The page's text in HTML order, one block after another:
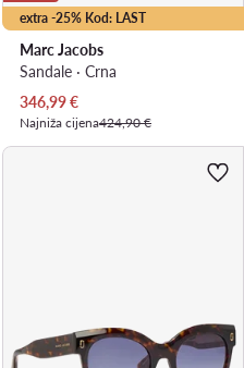
extra -25% Kod: LAST
Marc Jacobs
Sandale · Crna
Trenutna cijena
346,99€
Najniža cijena424,90 €